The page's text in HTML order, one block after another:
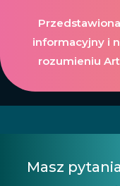
informacyjny i
rozumieniu
Masz